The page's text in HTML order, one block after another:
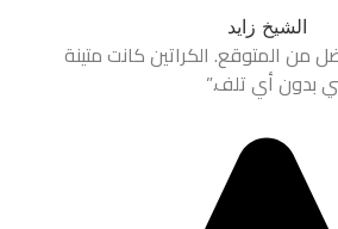
الشيخ زايد
من المتوقع. الكراتين كانت متينة
بدون أي تلف.”